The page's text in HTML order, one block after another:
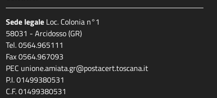
Sede legale Loc. Colonia n°1
58031 - Arcidosso (GR)
Tel. 0564.965111
Fax 0564.967093
PEC unione.amiata.gr@postacert.toscana.it
P.I. 01499380531
C.F. 01499380531